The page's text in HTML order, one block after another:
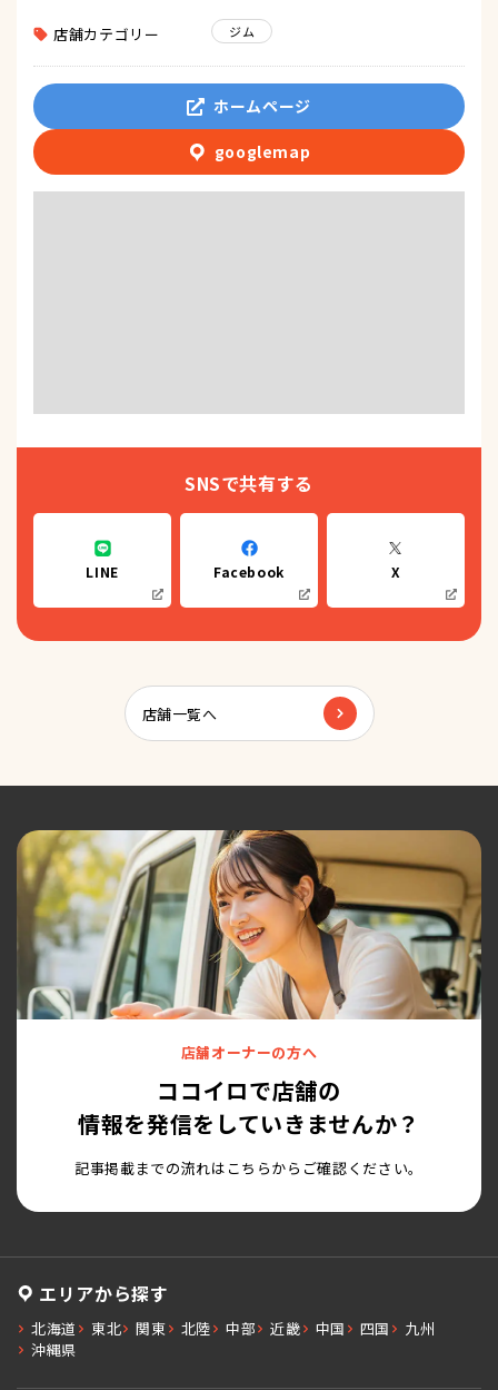
店舗カテゴリー ジム
ホームページ
googlemap
SNSで共有する
LINE Facebook X
店舗一覧へ
店舗オーナーの方へ
ココイロで店舗の
情報を発信をしていきませんか？
記事掲載までの流れはこちらからご確認ください。
エリアから探す
北海道 東北 関東 北陸 中部 近畿 中国 四国
九州
沖縄県